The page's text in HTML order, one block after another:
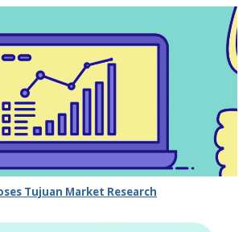
Tujuan Market Research